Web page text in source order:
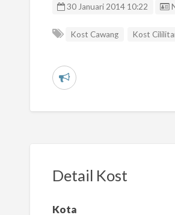
30 Januari 2014 10:22
Kost Cawang Kost
L
a
Detail Kost
Kota